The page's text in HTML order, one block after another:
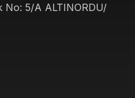
No: 5/A ALTINORDU/